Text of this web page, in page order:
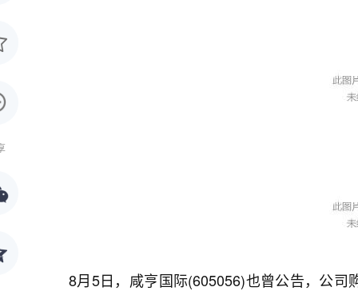
8月5日，咸亨国际(605056)也曾公告，公